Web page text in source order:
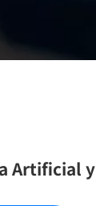
Artificial